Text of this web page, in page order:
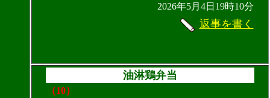
2026年5月4日19時10分
返事を書く
油淋鶏弁当
（10）